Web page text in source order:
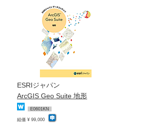
ESRIジャパン
ArcGIS Geo Suite 地形
E0601KN
組価 ¥ 99,000